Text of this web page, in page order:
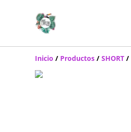
Inicio / Productos / SHORT /